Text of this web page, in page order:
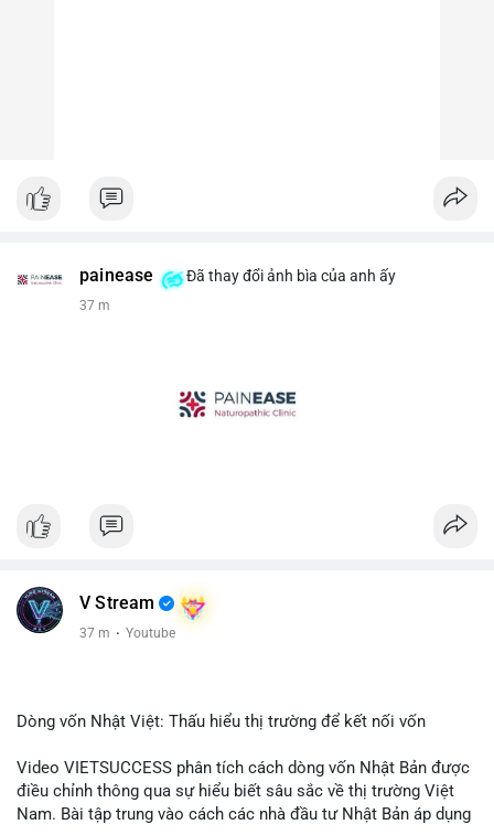
painease Đã thay đổi ảnh bìa của anh ấy
37 m
V Stream
37 m · Youtube
Dòng vốn Nhật Việt: Thấu hiểu thị trường để kết nối vốn
Video VIETSUCCESS phân tích cách dòng vốn Nhật Bản được
điều chỉnh thông qua sự hiểu biết sâu sắc về thị trường Việt
Nam. Bài tập trung vào cách các nhà đầu tư Nhật Bản áp dụng